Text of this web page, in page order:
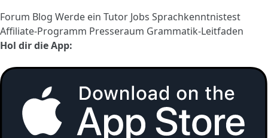
Forum Blog Werde ein Tutor Jobs Sprachkenntnistest
Affiliate-Programm Presseraum Grammatik-Leitfaden
Hol dir die App: